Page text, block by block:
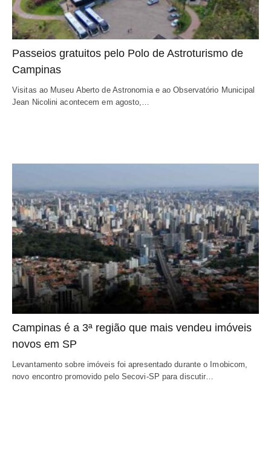
Passeios gratuitos pelo Polo de Astroturismo de
Campinas
Visitas ao Museu Aberto de Astronomia e ao Observatório Municipal
Jean Nicolini acontecem em agosto,…
Campinas é a 3ª região que mais vendeu imóveis
novos em SP
Levantamento sobre imóveis foi apresentado durante o Imobicom,
novo encontro promovido pelo Secovi-SP para discutir…